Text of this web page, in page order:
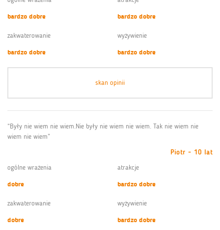
bardzo dobre
bardzo dobre
zakwaterowanie
bardzo dobre
wyżywienie
bardzo dobre
skan opinii
“Były nie wiem nie wiem.Nie były nie wiem nie wiem. Tak nie wiem nie
wiem nie wiem”
Piotr - 10 lat
ogólne wrażenia
dobre
atrakcje
bardzo dobre
zakwaterowanie
dobre
wyżywienie
bardzo dobre